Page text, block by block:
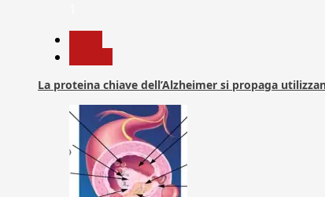
La proteina chiave dell’Alzheimer si propaga